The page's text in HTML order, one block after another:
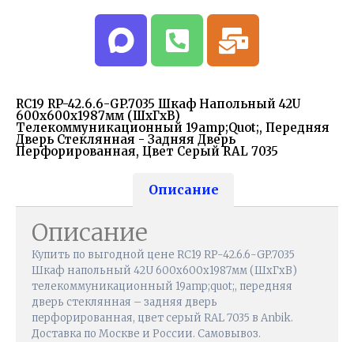
RC19 RP-42.6.6-GP.7035 Шкаф Напольный 42U
600x600x1987мм (ШхГхВ)
Телекоммуникационный 19amp;quot;, Передняя
Дверь Стеклянная - Задняя Дверь
Перфорированная, Цвет Серый RAL 7035
Описание
Описание
Купить по выгодной цене RC19 RP-42.6.6-GP.7035
Шкаф напольный 42U 600x600x1987мм (ШхГхВ)
телекоммуникационный 19amp;quot;, передняя
дверь стеклянная – задняя дверь
перфорированная, цвет серый RAL 7035 в Anbik.
Доставка по Москве и России. Самовывоз.